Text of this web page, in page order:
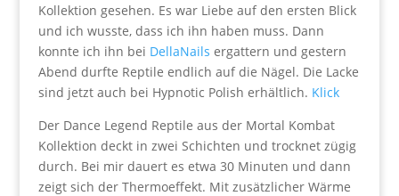
Kollektion gesehen. Es war Liebe auf den ersten Blick
und ich wusste, dass ich ihn haben muss. Dann
konnte ich ihn bei DellaNails ergattern und gestern
Abend durfte Reptile endlich auf die Nägel. Die Lacke
sind jetzt auch bei Hypnotic Polish erhältlich. Klick
Der Dance Legend Reptile aus der Mortal Kombat
Kollektion deckt in zwei Schichten und trocknet zügig
durch. Bei mir dauert es etwa 30 Minuten und dann
zeigt sich der Thermoeffekt. Mit zusätzlicher Wärme